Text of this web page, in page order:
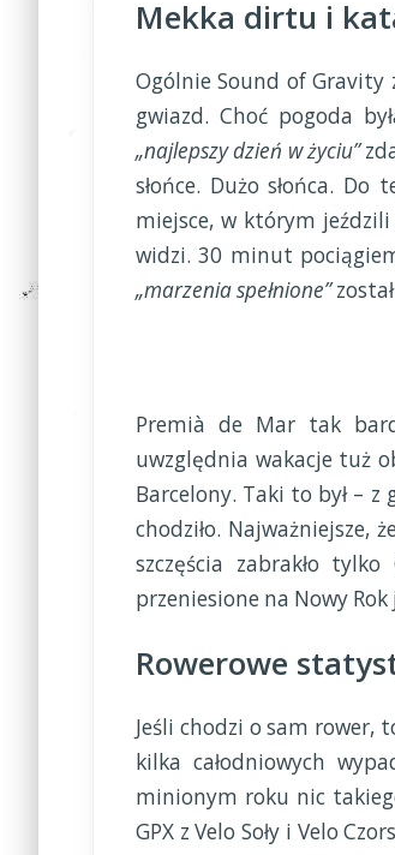
Mekka dirtu i
Ogólnie Sound of Gravity
gwiazd. Choć pogoda
„najlepszy dzień w życiu”
słońce. Dużo słońca.
miejsce, w którym
widzi. 30 minut
„marzenia spełnione”
Premià de Mar tak
uwzględnia wakacje tuż
Barcelony. Taki to był –
chodziło. Najważniejsze,
szczęścia zabrakło
przeniesione na Nowy
Rowerowe
Jeśli chodzi o sam rower,
kilka całodniowych
minionym roku nic
GPX z Velo Soły i Velo